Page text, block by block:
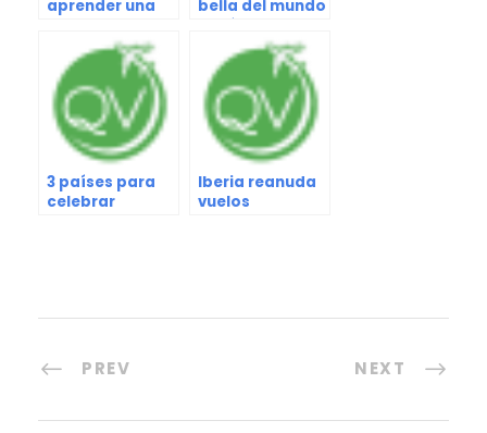
aprender una
bella del mundo
según la ciencia
3 países para
celebrar
Iberia reanuda
vuelos
PREV NEXT